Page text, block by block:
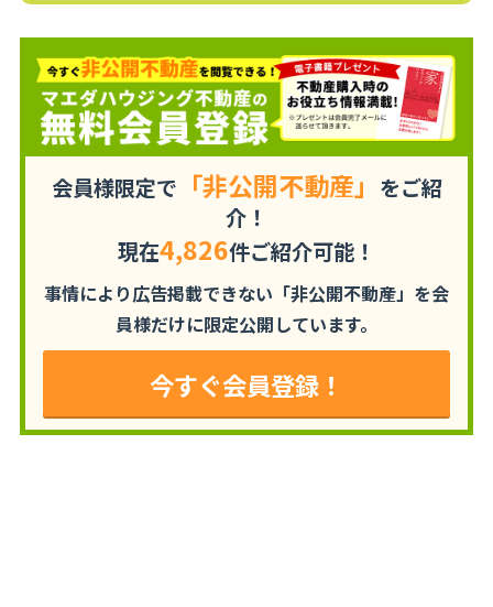
会員様限定で 「非公開不動産」 をご紹
介！
現在4,826件ご紹介可能！
事情により広告掲載できない「非公開不動産」を会
員様だけに限定公開しています。
今すぐ会員登録！